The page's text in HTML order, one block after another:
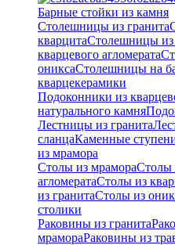
Барные стойки из камня
Столешницы из гранита
кварцитаСтолешницы из
кварцевого агломерата
ониксаСтолешницы на
кварцекерамики
Подоконники из
натурального камня
Лестницы из гранита
сланцаКаменные
из мрамора
Столы из мрамораСтолы
агломератаСтолы из
из гранитаСтолы из
столики
Раковины из гранита
мрамораРаковины из